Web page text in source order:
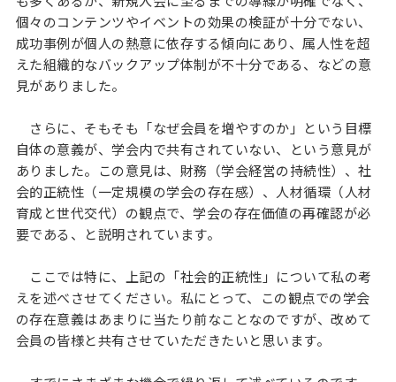
個々のコンテンツやイベントの効果の検証が十分でない、
成功事例が個⼈の熱意に依存する傾向にあり、属人性を超
えた組織的なバックアップ体制が不⼗分である、などの意
見がありました。
さらに、そもそも「なぜ会員を増やすのか」という目標
自体の意義が、学会内で共有されていない、という意見が
ありました。この意見は、財務（学会経営の持続性）、社
会的正統性（一定規模の学会の存在感）、⼈材循環（人材
育成と世代交代）の観点で、学会の存在価値の再確認が必
要である、と説明されています。
ここでは特に、上記の「社会的正統性」について私の考
えを述べさせてください。私にとって、この観点での学会
の存在意義はあまりに当たり前なことなのですが、改めて
会員の皆様と共有させていただきたいと思います。